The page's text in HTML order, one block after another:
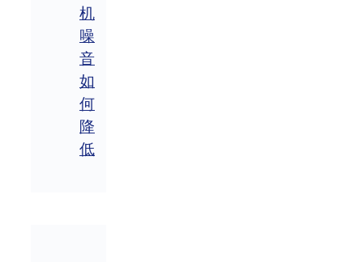
机
噪
音
如
何
降
低